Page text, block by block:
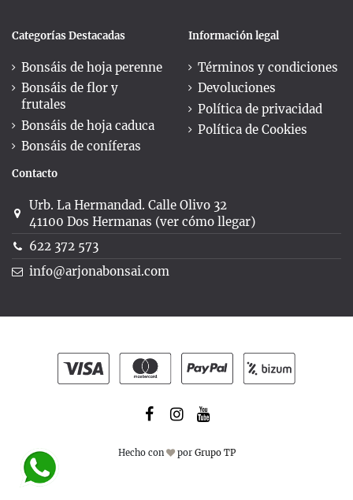
Categorías Destacadas
Bonsáis de hoja perenne
Bonsáis de flor y
frutales
Bonsáis de hoja caduca
Bonsáis de coníferas
Información legal
Términos y condiciones
Devoluciones
Política de privacidad
Política de Cookies
Contacto
Urb. La Hermandad. Calle Olivo 32
41100 Dos Hermanas (ver cómo llegar)
622 372 573
info@arjonabonsai.com
Hecho con por Grupo TP